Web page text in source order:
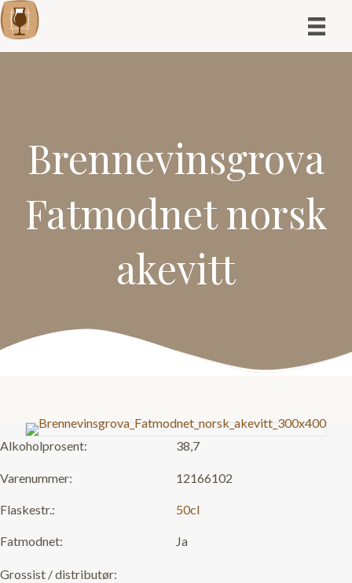
Brennevinsgrova
Fatmodnet norsk
akevitt
Alkoholprosent: 38,7
Varenummer: 12166102
Flaskestr.: 50cl
Fatmodnet: Ja
Grossist / distributør: